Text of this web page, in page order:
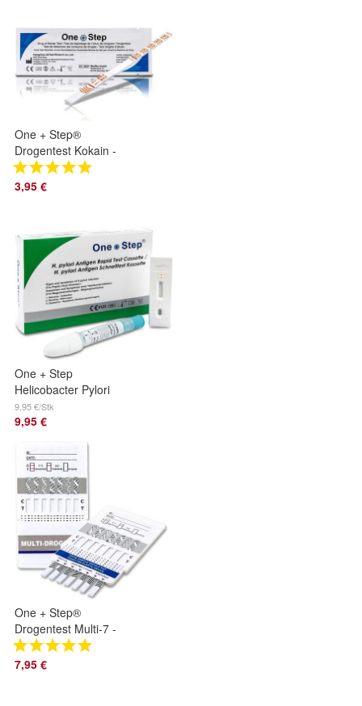
One + Step®
Drogentest Kokain -
Schnelltest
3,95 €
One + Step
Helicobacter Pylori
Test Antigen
Schnelltest (Stuhl)
Zuhause
9,95 €/Stk
9,95 €
One + Step®
Drogentest Multi-7 -
Bestimmung von 7
Drogenarten mit
7,95 €